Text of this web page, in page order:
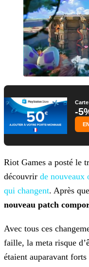
-
Riot Games a posté le
découvrir de nouveaux
qui changent. Après
nouveau patch
Avec tous ces
faille, la meta risque
étaient auparavant